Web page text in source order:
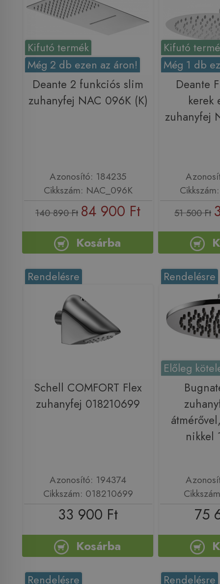
Kifutó termék
Még 2 db ezen az áron!
Deante 2 funkciós slim
zuhanyfej NAC 096K (K)
Azonosító: 184235
Cikkszám: NAC_096K
140 890 Ft 84 900 Ft
Kosárba
Kifutó
Még 1 db
Deante
kerek
zuhanyfej
51 500 Ft
Rendelésre
Schell COMFORT Flex
zuhanyfej 018210699
Azonosító: 194374
Cikkszám: 018210699
33 900 Ft
Kosárba
Rendelésre
Előleg
nikkel
75
Rendelésre Rendelésre